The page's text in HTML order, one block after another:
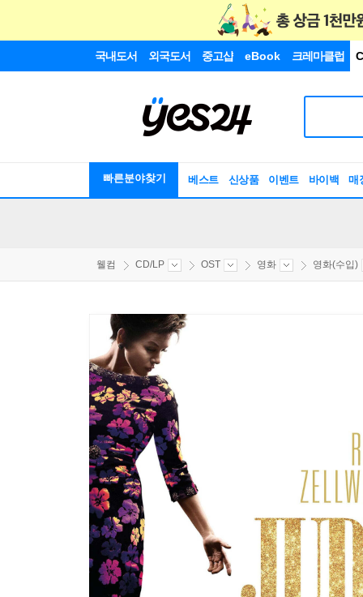
국내도서 외국도서 중고샵 eBook 크레마클럽
빠른분야찾기 베스트 신상품 이벤트 바이백 매
웰컴 CD/LP OST 영화 영화(수입)